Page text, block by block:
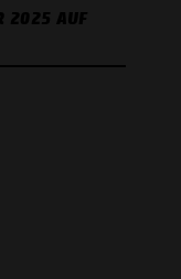
2025 AUF